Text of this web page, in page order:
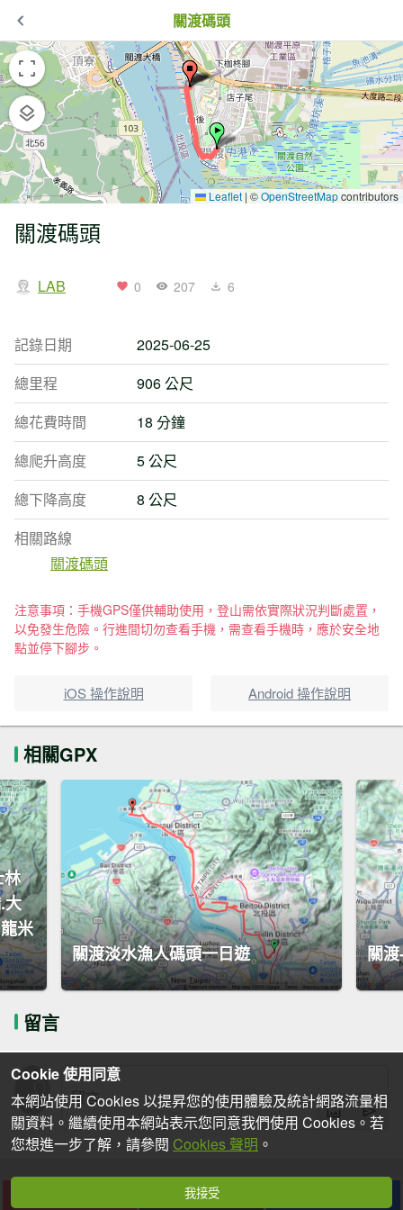
關渡碼頭
Leaflet | ©OpenStreetMapcontributors
關渡碼頭
LAB 0 207 6
記錄日期
2025-06-25
總里程
906 公尺
總花費時間
18 分鐘
總爬升高度
5 公尺
總下降高度
8 公尺
相關路線
關渡碼頭
注意事項：手機GPS僅供輔助使用，登山需依實際狀況判斷處置，
以免發生危險。行進間切勿查看手機，需查看手機時，應於安全地
點並停下腳步。
iOS 操作說明 Android 操作說明
相關GPX
林
大
米
關渡淡水漁人碼頭一日遊
關
留言
下載
Cookie 使用同意
本網站使用 Cookies 以提昇您的使用體驗及統計網路流量相
關資料。繼續使用本網站表示您同意我們使用 Cookies。若
您想進一步了解，請參閱 Cookies 聲明 。
我接受